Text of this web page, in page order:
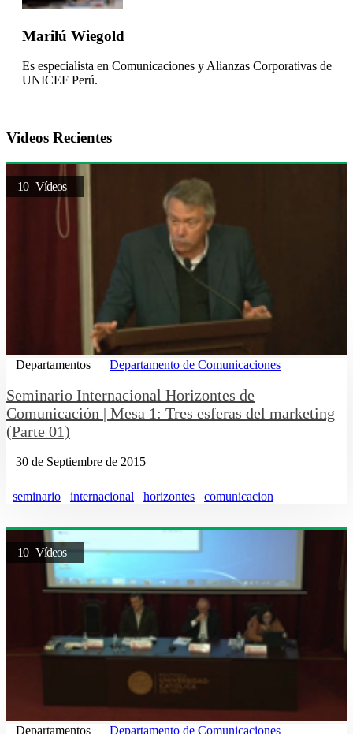
Marilú Wiegold
Es especialista en Comunicaciones y Alianzas Corporativas de
UNICEF Perú.
Videos Recientes
10 Vídeos
Departamentos Departamento de Comunicaciones
Seminario Internacional Horizontes de
Comunicación | Mesa 1: Tres esferas del marketing
(Parte 01)
30 de Septiembre de 2015
seminario internacional horizontes comunicacion
10 Vídeos
Departamentos Departamento de Comunicaciones